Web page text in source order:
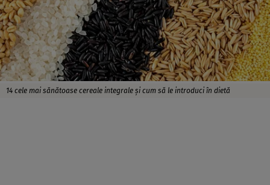
14 cele mai sănătoase cereale integrale și cum să le introduci în dietă